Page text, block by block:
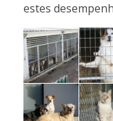
estes